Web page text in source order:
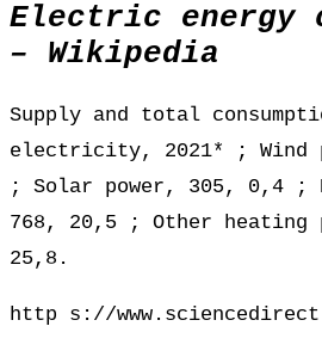
Electric energy
– Wikipedia
Supply and total
electricity, 2021* ; Wind
; Solar power, 305, 0,4 ;
768, 20,5 ; Other heating
25,8.
http s://